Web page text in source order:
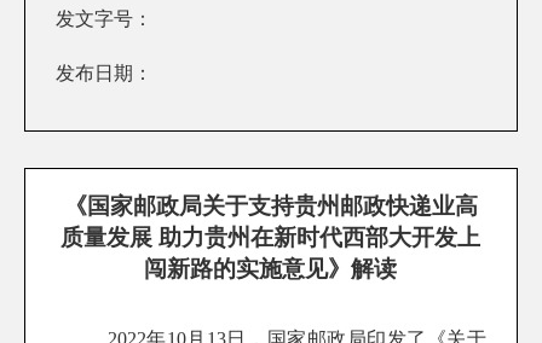
发文字号：
发布日期：
《国家邮政局关于支持贵州邮政快递业高
质量发展 助力贵州在新时代西部大开发上
闯新路的实施意见》解读
2022年10月13日，国家邮政局印发了《关于